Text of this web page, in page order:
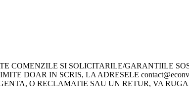
COMENZILE SI SOLICITARILE/GARANTIILE
DOAR IN SCRIS, LA ADRESELE
O RECLAMATIE SAU UN RETUR, VA